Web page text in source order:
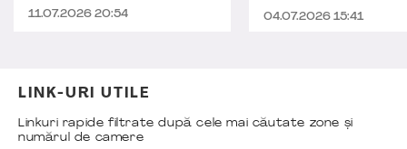
11.07.2026 20:54 04.07.2026 15:41
LINK-URI UTILE
Linkuri rapide filtrate după cele mai căutate zone și
numărul de camere